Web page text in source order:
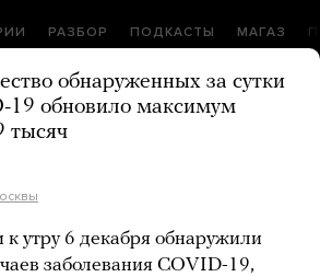
РАЗБОР ПОДКАСТЫ МАГАЗ
обнаруженных за сутки
19 обновило максимум
тысяч
к утру 6 декабря обнаружили
заболевания СOVID-19,